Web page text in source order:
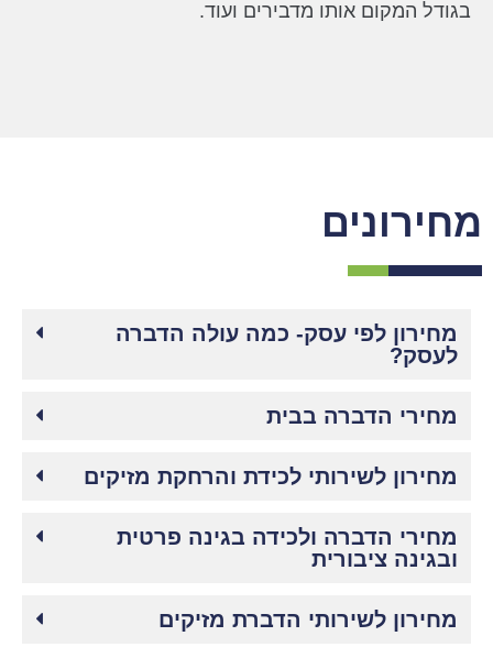
בגודל המקום אותו מדבירים ועוד.
מחירונים
מחירון לפי עסק- כמה עולה הדברה
לעסק?
מחירי הדברה בבית
מחירון לשירותי לכידת והרחקת מזיקים
מחירי הדברה ולכידה בגינה פרטית
ובגינה ציבורית
מחירון לשירותי הדברת מזיקים